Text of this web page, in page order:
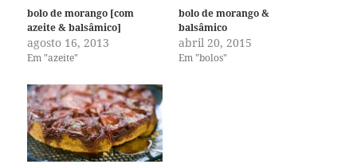
bolo de morango [com
azeite & balsâmico]
agosto 16, 2013
Em "azeite"
bolo de morango &
balsâmico
abril 20, 2015
Em "bolos"